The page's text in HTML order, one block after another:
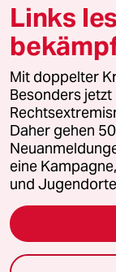
© 2026 taz
Alle Rechte
wenden Sie sich bitte
Feedback
Leitlinie
Seitenwende
Links
Mit doppelter
Besonders
Daher gehen
eine
und